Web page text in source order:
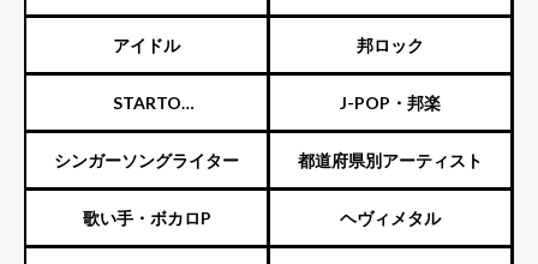
スト
アイドル 邦ロック
STARTO
ENTERTAINMENT（旧ジャニ
ーズ）
J-POP・邦楽
シンガーソングライター 都道府県別アーティスト
歌い手・ボカロP ヘヴィメタル